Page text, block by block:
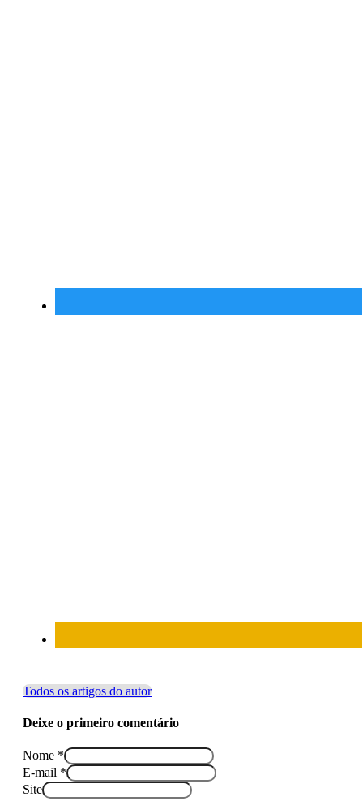
Todos os artigos do autor
Deixe o primeiro comentário
Nome *
E-mail *
Site